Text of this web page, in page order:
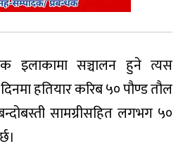
इलाकामा सञ्चालन हुने त्यस
हतियार करिब ५० पौण्ड तौल
सामग्रीसहित लगभग ५०